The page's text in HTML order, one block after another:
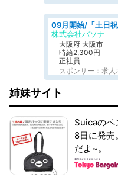
株式会社パソナ
大阪府 大阪市
時給2,300円
正社員
スポンサー：求人
姉妹サイト
Suicaのペ
8日に発売
だよ~。